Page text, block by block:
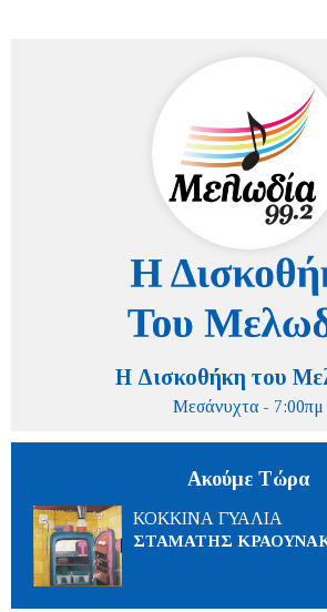
Η Δισκοθήκη του
Μεσάνυχτα - 7:00πμ
Ακούμε Τώρα
ΚΟΚΚΙΝΑ ΓΥΑΛΙΑ
ΣΤΑΜΑΤΗΣ